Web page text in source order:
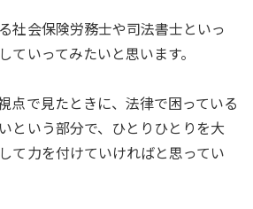
社会保険労務士や司法書士といっ
ていってみたいと思います。
点で見たときに、法律で困っている
という部分で、ひとりひとりを大
て力を付けていければと思ってい